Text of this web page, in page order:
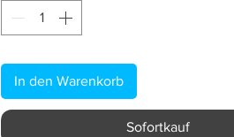
In den Warenkorb
Sofortkauf